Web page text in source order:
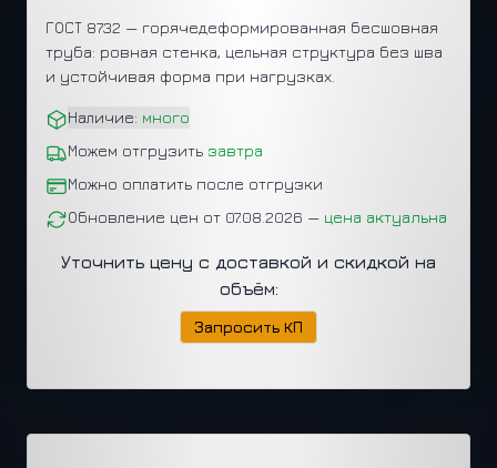
ГОСТ 8732 — горячедеформированная бесшовная
труба: ровная стенка, цельная структура без шва
и устойчивая форма при нагрузках.
Наличие: много
Можем отгрузить завтра
Можно оплатить после отгрузки
Обновление цен от 07.08.2026 — цена актуальна
Уточнить цену с доставкой и скидкой на
объём:
Запросить КП